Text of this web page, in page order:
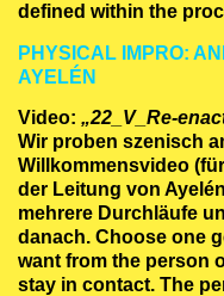
defined within the
PHYSICAL IMPRO:
AYELÉN
Video: „22_V_Re-
Wir proben szenisch
Willkommensvideo
der Leitung von
mehrere Durchläufe
danach. Choose one
want from the person
stay in contact. The